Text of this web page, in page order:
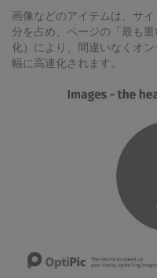
画像などのアイテムは、サ
分を占め、ページの「最も
化）により、間違いなくオ
幅に高速化されます。